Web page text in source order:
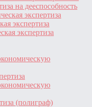
на дееспособность
экспертиза
экспертиза
экспертиза
(полиграф)